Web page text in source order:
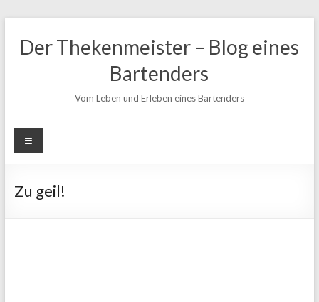
Inhalt
springen
Der Thekenmeister – Blog eines
Bartenders
Vom Leben und Erleben eines Bartenders
Zu geil!